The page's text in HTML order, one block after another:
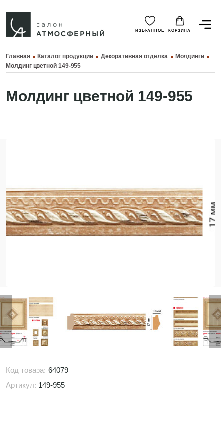
ИЗБРАННОЕ КОРЗИНА
Главная Каталог продукции Декоративная отделка
Молдинги
Молдинг цветной 149-955
Молдинг цветной 149-955
Код товара: 64079
Артикул: 149-955